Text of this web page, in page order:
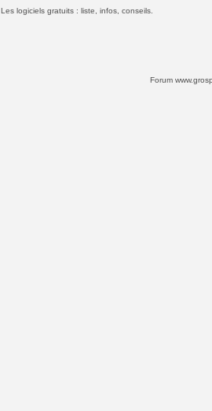
Les logiciels gratuits : liste, infos, conseils.
Forum